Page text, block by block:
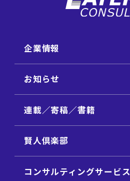
企業情報
お知らせ
連載／寄稿／書籍
賢人倶楽部
コンサルティングサービス